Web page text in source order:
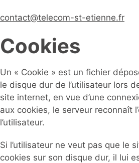
contact@telecom-st-etienne.fr
Cookies
Un « Cookie » est un fichier
le disque dur de l’utilisateur lors
site internet, en vue d’une
aux cookies, le serveur reconnaît
l’utilisateur.
Si l’utilisateur ne veut pas que le
cookies sur son disque dur, il lui